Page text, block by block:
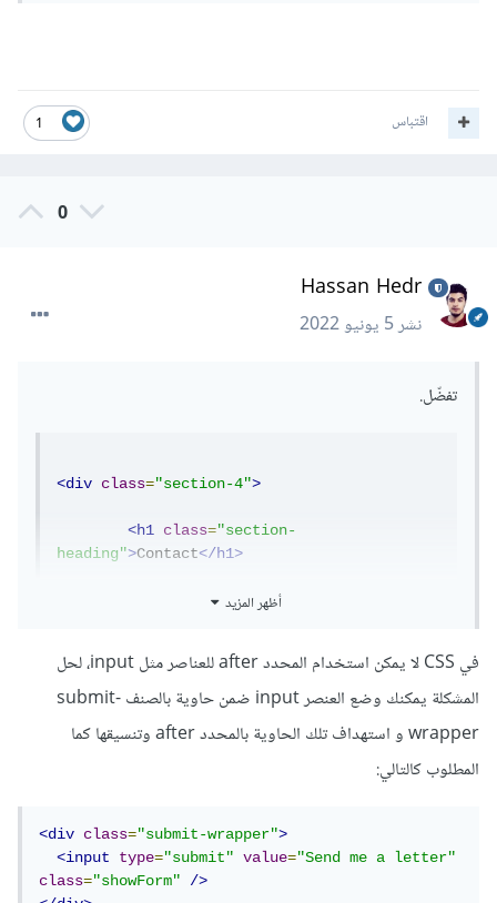
1 اقتباس
0
Hassan Hedr
نشر5 يونيو 2022
تفضّل.
<div class="section-4">
<h1 class="section-
heading">Contact</h1>
<img src ="./img/form-img.png"
placeholder="Your Name">
<input
أظهر المزيد
في CSS لا يمكن استخدام المحدد after للعناصر مثل input، لحل
المشكلة يمكنك وضع العنصر input ضمن حاوية بالصنف submit-
wrapper و استهداف تلك الحاوية بالمحدد after وتنسيقها كما
المطلوب كالتالي:
<div class="submit-wrapper">
<input
type="submit" value="Send me a letter"
class="showForm"
/>